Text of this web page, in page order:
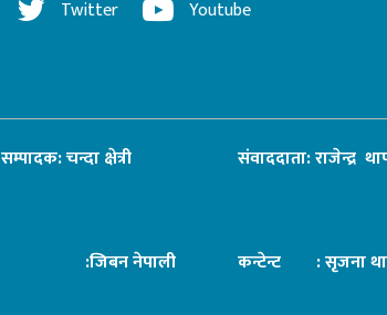
Twitter Youtube
सम्पादक: चन्दा क्षेत्री संवाददाता: राजेन्द्र
:जिबन नेपाली कन्टेन्ट : सृजना